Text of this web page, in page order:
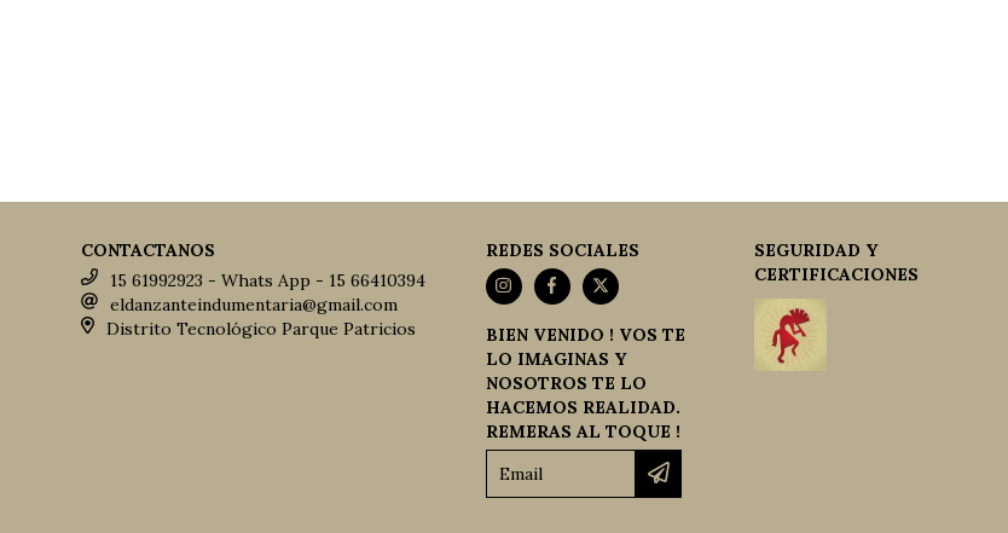
CONTACTANOS
15 61992923 - Whats App - 15 66410394
eldanzanteindumentaria@gmail.com
Distrito Tecnológico Parque Patricios
REDES SOCIALES
BIEN VENIDO ! VOS TE
LO IMAGINAS Y
NOSOTROS TE LO
HACEMOS REALIDAD.
REMERAS AL TOQUE !
SEGURIDAD Y
CERTIFICACIONES